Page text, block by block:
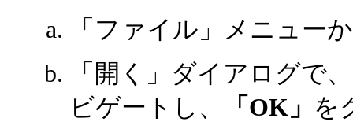
「ファイル」メニュー
「開く」ダイアログで
ビゲートし、
「OK」 を